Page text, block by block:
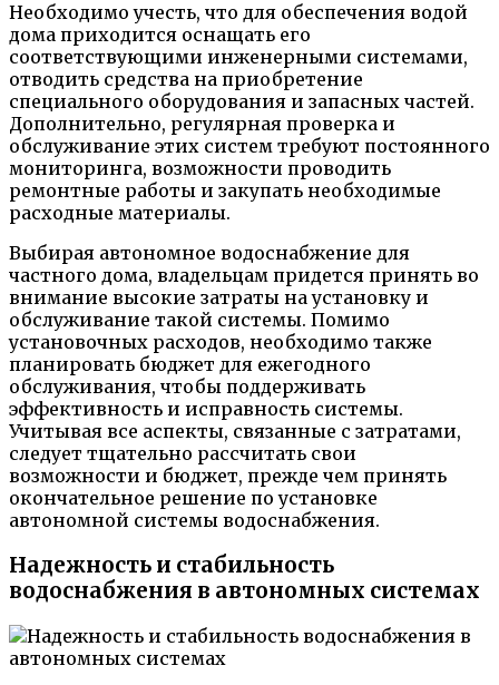
Необходимо учесть, что для обеспечения водой
дома приходится оснащать его
соответствующими инженерными системами,
отводить средства на приобретение
специального оборудования и запасных частей.
Дополнительно, регулярная проверка и
обслуживание этих систем требуют постоянного
мониторинга, возможности проводить
ремонтные работы и закупать необходимые
расходные материалы.
Выбирая автономное водоснабжение для
частного дома, владельцам придется принять во
внимание высокие затраты на установку и
обслуживание такой системы. Помимо
установочных расходов, необходимо также
планировать бюджет для ежегодного
обслуживания, чтобы поддерживать
эффективность и исправность системы.
Учитывая все аспекты, связанные с затратами,
следует тщательно рассчитать свои
возможности и бюджет, прежде чем принять
окончательное решение по установке
автономной системы водоснабжения.
Надежность и стабильность
водоснабжения в автономных системах